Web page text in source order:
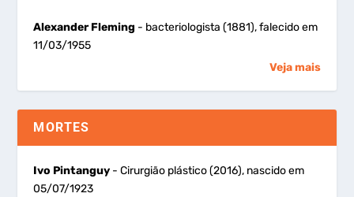
Alexander Fleming - bacteriologista (1881), falecido em
11/03/1955
Veja mais
MORTES
Ivo Pintanguy - Cirurgião plástico (2016), nascido em
05/07/1923